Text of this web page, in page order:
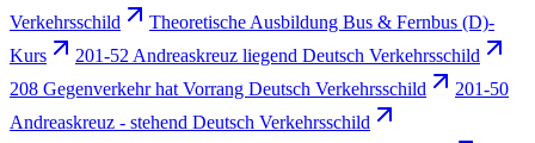
Verkehrsschild
Theoretische Ausbildung Bus & Fernbus (D)-
Kurs
201-52 Andreaskreuz liegend Deutsch Verkehrsschild
208 Gegenverkehr hat Vorrang Deutsch Verkehrsschild
201-50
Andreaskreuz - stehend Deutsch Verkehrsschild